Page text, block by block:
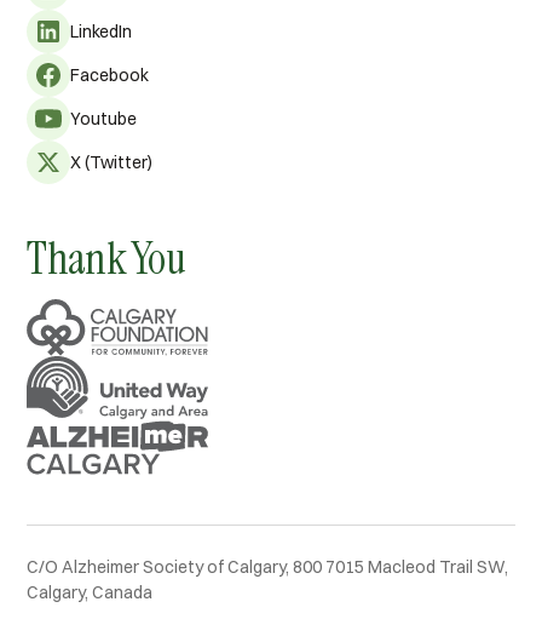
LinkedIn
Facebook
Youtube
X (Twitter)
Thank You
C/O Alzheimer Society of Calgary, 800 7015 Macleod Trail SW,
Calgary, Canada